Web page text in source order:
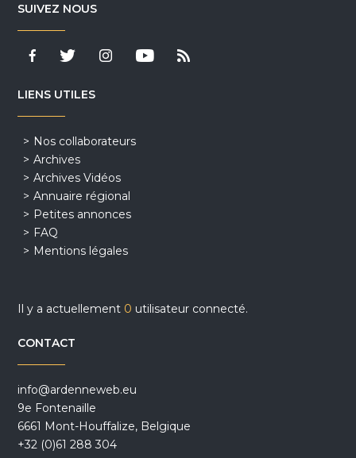
SUIVEZ NOUS
LIENS UTILES
Nos collaborateurs
Archives
Archives Vidéos
Annuaire régional
Petites annonces
FAQ
Mentions légales
Il y a actuellement 0 utilisateur connecté.
CONTACT
info@ardenneweb.eu
9e Fontenaille
6661 Mont-Houffalize, Belgique
+32 (0)61 288 304